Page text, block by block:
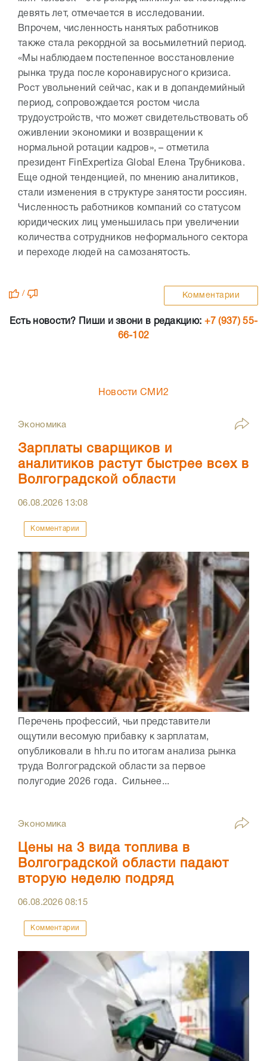
девять лет, отмечается в исследовании.
Впрочем, численность нанятых работников
также стала рекордной за восьмилетний период.
«Мы наблюдаем постепенное восстановление
рынка труда после коронавирусного кризиса.
Рост увольнений сейчас, как и в допандемийный
период, сопровождается ростом числа
трудоустройств, что может свидетельствовать об
оживлении экономики и возвращении к
нормальной ротации кадров», – отметила
президент FinExpertiza Global Елена Трубникова.
Еще одной тенденцией, по мнению аналитиков,
стали изменения в структуре занятости россиян.
Численность работников компаний со статусом
юридических лиц уменьшилась при увеличении
количества сотрудников неформального сектора
и переходе людей на самозанятость.
/ Комментарии
Есть новости? Пиши и звони в редакцию: +7 (937) 55-
66-102
Новости СМИ2
Экономика
Зарплаты сварщиков и
аналитиков растут быстрее всех в
Волгоградской области
06.08.2026 13:08
Комментарии
Перечень профессий, чьи представители
ощутили весомую прибавку к зарплатам,
опубликовали в hh.ru по итогам анализа рынка
труда Волгоградской области за первое
полугодие 2026 года. Сильнее...
Экономика
Цены на 3 вида топлива в
Волгоградской области падают
вторую неделю подряд
06.08.202608:15
Комментарии